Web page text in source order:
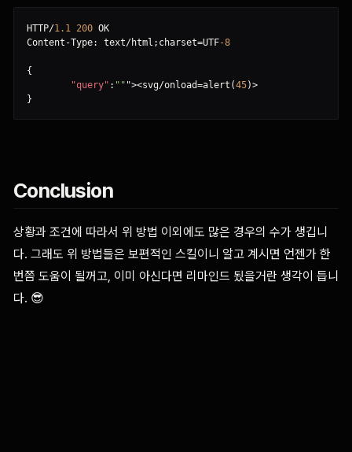
HTTP/1.1 200 OK
Content-Type: text/html;charset=UTF-8
{
"query" : "" "><svg/onload=alert(45
}
Conclusion
상황과 조건에 따라서 위 방법 이외에도 많은 경우의 수가 생깁니
다. 그래도 위 방법들은 보편적인 스킬이니 알고 계시면 언젠가 한
번쯤 도움이 될꺼고, 이미 아신다면 리마인드 됬을거란 생각이 듭니
다. 😎